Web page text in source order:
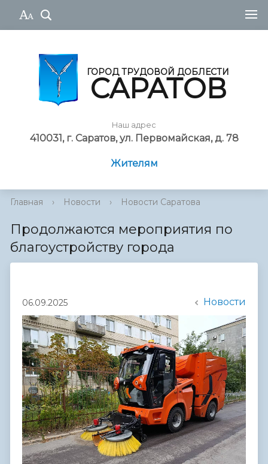
ГОРОД ТРУДОВОЙ ДОБЛЕСТИ
САРАТОВ
Наш адрес
410031, г. Саратов, ул. Первомайская, д. 78
Жителям
Главная › Новости › Новости Саратова
Продолжаются мероприятия по
благоустройству города
06.09.2025 Новости